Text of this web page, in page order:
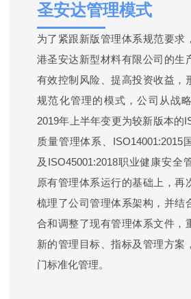
圣安达管理模式
为了紧跟新版管理体系规范要求
港圣安达新型材料有限公司的生
有效控制风险、提高投资收益，
规范化管理的模式，公司从战
2019年上半年变更为较新版本的
质量管理体系、ISO14001:2015
及ISO45001:2018职业健康安全
原有管理体系运行的基础上，再
梳理了公司管理体系架构，并结
合和调整了现有管理体系文件，
新的管理目标、指标及管理方案
门标准化管理。